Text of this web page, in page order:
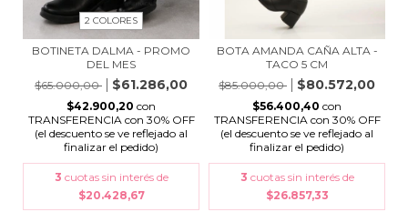
2 COLORES
BOTINETA DALMA - PROMO
DEL MES
$65.000,00
$61.286,00
$42.900,20 con
TRANSFERENCIA con 30% OFF
(el descuento se ve reflejado al
finalizar el pedido)
3 cuotas sin interés de
$20.428,67
BOTA AMANDA CAÑA ALTA -
TACO 5 CM
$85.000,00
$80.572,00
$56.400,40 con
TRANSFERENCIA con 30% OFF
(el descuento se ve reflejado al
finalizar el pedido)
3 cuotas sin interés de
$26.857,33